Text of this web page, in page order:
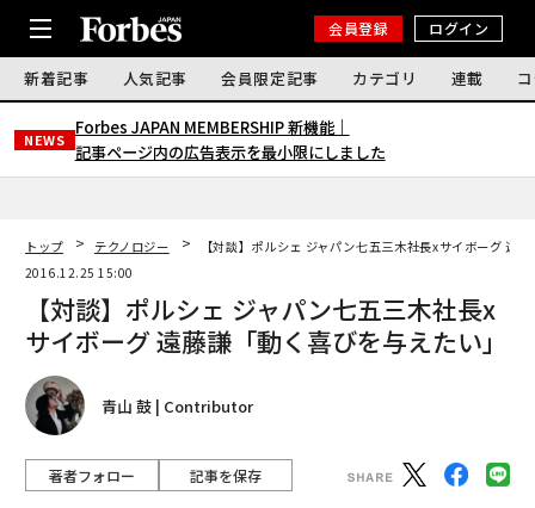
会員登録 ログイン
新着記事 人気記事 会員限定記事 カテゴリ 連載
NEWS
Forbes JAPAN MEMBERSHIP 新機能｜
記事ページ内の広告表示を最小限にしました
トップ テクノロジー
【対談】ポルシェ ジャパン七五三木社長xサイボーグ 遠
2016.12.25 15:00
【対談】ポルシェ ジャパン七五三木社長x
サイボーグ 遠藤謙「動く喜びを与えたい」
青山 鼓 | Contributor
著者フォロー 記事を保存